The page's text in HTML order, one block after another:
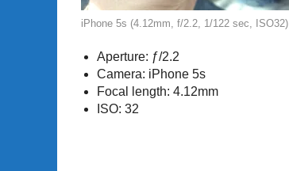
iPhone 5s (4.12mm, f/2.2, 1/122 sec, ISO32)
Aperture: ƒ/2.2
Camera: iPhone 5s
Focal length: 4.12mm
ISO: 32